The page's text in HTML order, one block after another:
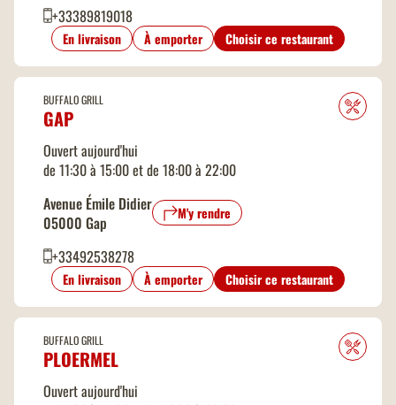
+33389819018
En livraison À emporter Choisir ce restaurant
BUFFALO GRILL
GAP
Ouvert aujourd'hui
de 11:30 à 15:00 et de 18:00 à 22:00
Avenue Émile Didier
05000 Gap
M'y rendre
+33492538278
En livraison À emporter Choisir ce restaurant
BUFFALO GRILL
PLOERMEL
Ouvert aujourd'hui